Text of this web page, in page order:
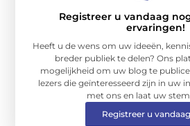
Registreer u vandaag
ervaringen!
Heeft u de wens om uw ideeën,
breder publiek te delen? Ons
mogelijkheid om uw blog te
lezers die geïnteresseerd zijn in uw
met ons en laat uw
Registreer u